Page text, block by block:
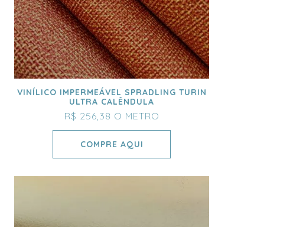
VINÍLICO IMPERMEÁVEL SPRADLING TURIN
ULTRA CALÊNDULA
R$ 256,38 O METRO
COMPRE AQUI